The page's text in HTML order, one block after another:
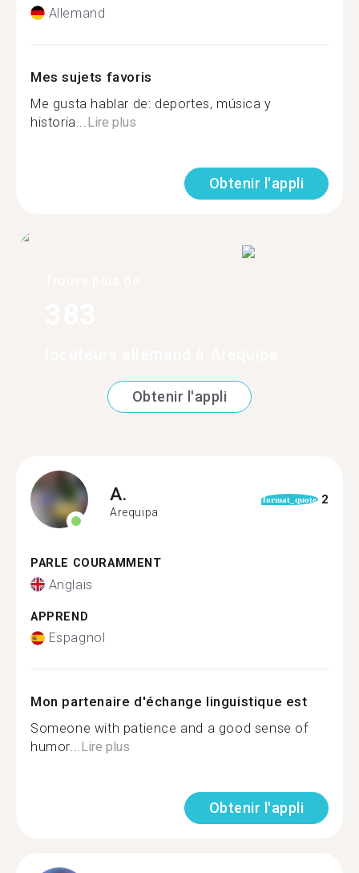
Allemand
Mes sujets favoris
Me gusta hablar de: deportes, música y
historia... Lire plus
Obtenir l'appli
Obtenir l'appli
A.
Arequipa
format_quote 2
PARLE COURAMMENT
Anglais
APPREND
Espagnol
Mon partenaire d'échange linguistique est
Someone with patience and a good sense of
humor...Lire plus
Obtenir l'appli